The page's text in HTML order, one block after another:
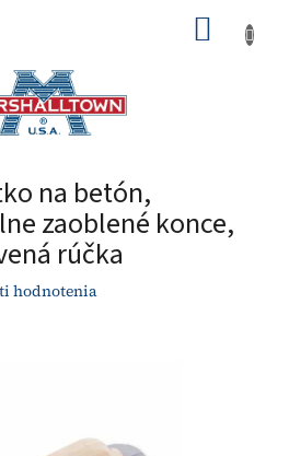
na betón,
zaoblené konce,
rúčka
hodnotenia